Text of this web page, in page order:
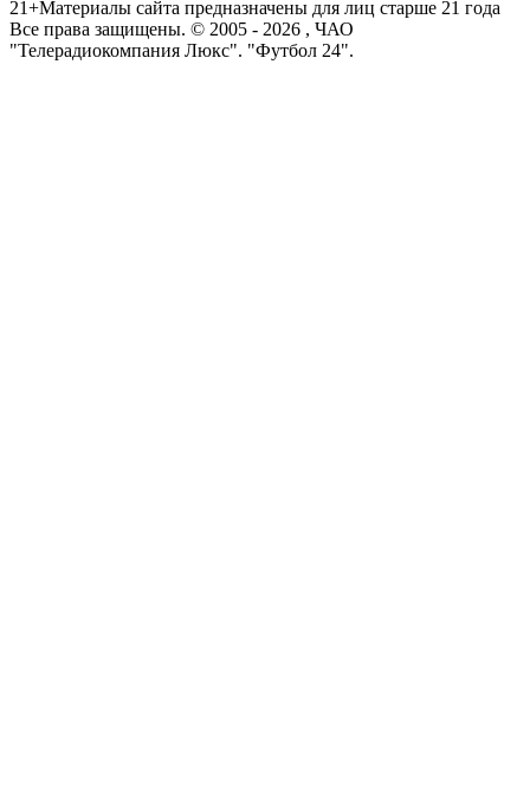
21+Материалы сайта предназначены для лиц старше 21 года
Все права защищены. © 2005 - 2026 , ЧАО
"Телерадиокомпания Люкс". "Футбол 24".